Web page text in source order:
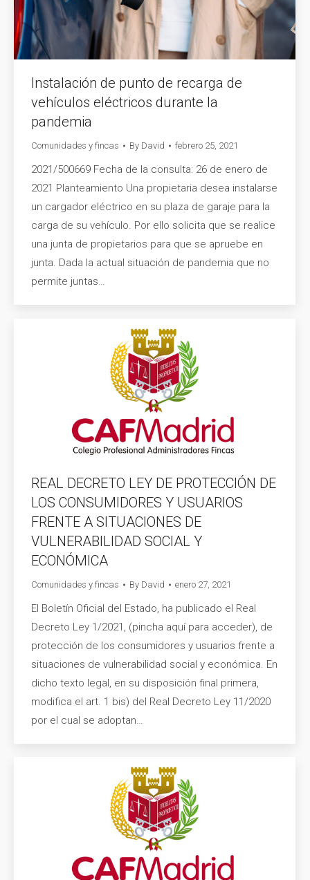
Instalación de punto de recarga de
vehículos eléctricos durante la
pandemia
Comunidades y fincas By David febrero 25, 2021
2021/500669 Fecha de la consulta: 26 de enero de
2021 Planteamiento Una propietaria desea instalarse
un cargador eléctrico en su plaza de garaje para la
carga de su vehículo. Por ello solicita que se realice
una junta de propietarios para que se apruebe en
junta. Dada la actual situación de pandemia que no
permite juntas…
REAL DECRETO LEY DE PROTECCIÓN DE
LOS CONSUMIDORES Y USUARIOS
FRENTE A SITUACIONES DE
VULNERABILIDAD SOCIAL Y
ECONÓMICA
Comunidades y fincas By David enero 27, 2021
El Boletín Oficial del Estado, ha publicado el Real
Decreto Ley 1/2021, (pincha aquí para acceder), de
protección de los consumidores y usuarios frente a
situaciones de vulnerabilidad social y económica. En
dicho texto legal, en su disposición final primera,
modifica el art. 1 bis) del Real Decreto Ley 11/2020
por el cual se adoptan…